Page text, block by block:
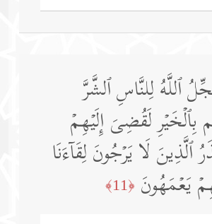
ٱللَّهُ لِلنَّاسِ ٱلشَّرَّ
بِٱلۡخَیۡرِ لَقُضِیَ إِلَیۡهِمۡ
ٱلَّذِینَ لَا یَرۡجُونَ لِقَاۤءَنَا
یَعۡمَهُونَ ﴿11﴾